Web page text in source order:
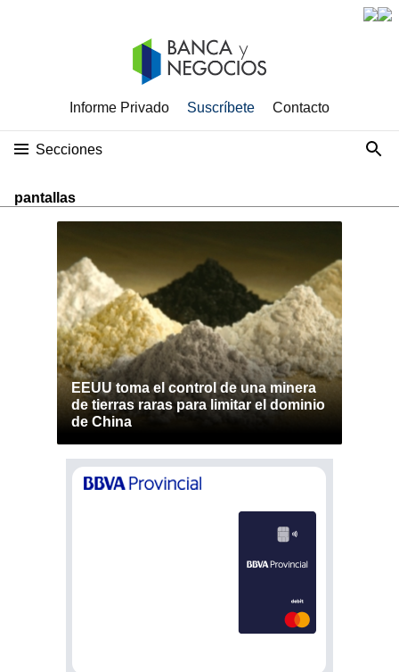
Informe Privado Suscríbete Contacto
Secciones
pantallas
EEUU toma el control de una minera
de tierras raras para limitar el dominio
de China